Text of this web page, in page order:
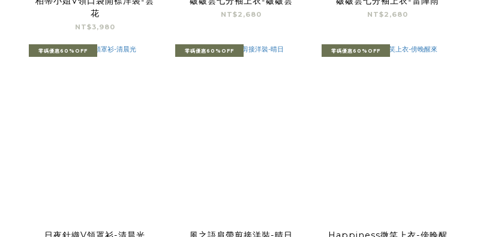
花
NT$3,980
NT$2,680 NT$2,680
零碼優惠60%OFF 零碼優惠60%OFF 零碼優惠60%OFF